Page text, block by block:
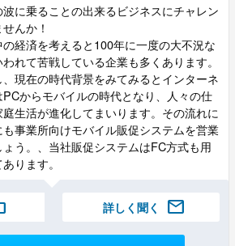
に乗ることの出来るビジネスにチャレン
んか！
経済を考えると100年に一度の大不況な
われて苦戦している企業も多くあります。
、現在の時代背景をみてみるとインターネ
PCからモバイルの時代となり、人々の仕
生活が進化してまいります。その流れに
事業所向けモバイル販促システムを営業
ょう。、当社販促システムはFC方式も用
ります。
詳しく聞く mail